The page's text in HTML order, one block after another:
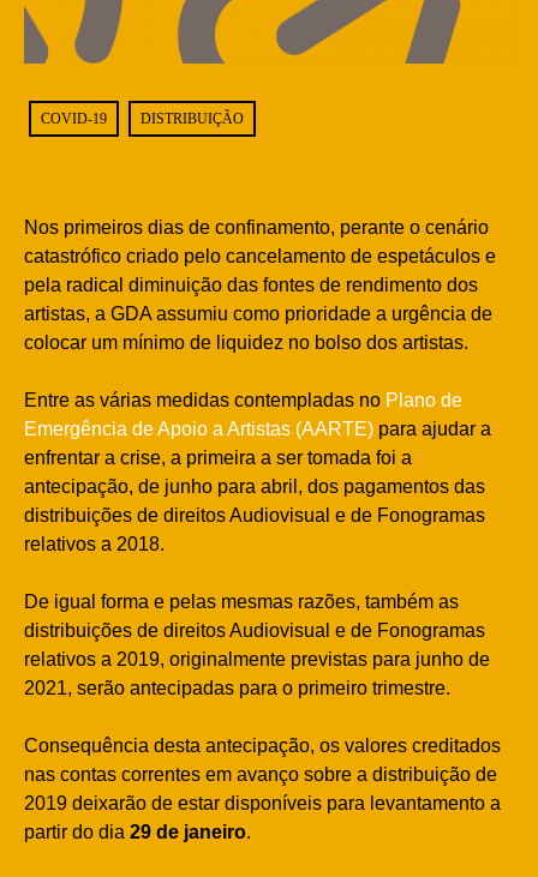
COVID-19 DISTRIBUIÇÃO
Nos primeiros dias de confinamento, perante o cenário
catastrófico criado pelo cancelamento de espetáculos e
pela radical diminuição das fontes de rendimento dos
artistas, a GDA assumiu como prioridade a urgência de
colocar um mínimo de liquidez no bolso dos artistas.
Entre as várias medidas contempladas no Plano de
Emergência de Apoio a Artistas (AARTE) para ajudar a
enfrentar a crise, a primeira a ser tomada foi a
antecipação, de junho para abril, dos pagamentos das
distribuições de direitos Audiovisual e de Fonogramas
relativos a 2018.
De igual forma e pelas mesmas razões, também as
distribuições de direitos Audiovisual e de Fonogramas
relativos a 2019, originalmente previstas para junho de
2021, serão antecipadas para o primeiro trimestre.
Consequência desta antecipação, os valores creditados
nas contas correntes em avanço sobre a distribuição de
2019 deixarão de estar disponíveis para levantamento a
partir do dia 29 de janeiro.